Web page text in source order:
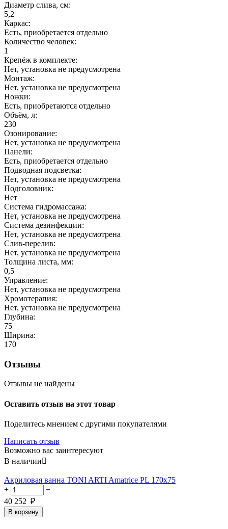
Диаметр слива, см:
5,2
Каркас:
Есть, приобретается отдельно
Количество человек:
1
Крепёж в комплекте:
Нет, установка не предусмотрена
Монтаж:
Нет, установка не предусмотрена
Ножки:
Есть, приобретаются отдельно
Объём, л:
230
Озонирование:
Нет, установка не предусмотрена
Панели:
Есть, приобретается отдельно
Подводная подсветка:
Нет, установка не предусмотрена
Подголовник:
Нет
Система гидромассажа:
Нет, установка не предусмотрена
Система дезинфекции:
Нет, установка не предусмотрена
Слив-перелив:
Нет, установка не предусмотрена
Толщина листа, мм:
0,5
Управление:
Нет, установка не предусмотрена
Хромотерапия:
Нет, установка не предусмотрена
Глубина:
75
Ширина:
170
Отзывы
Отзывы не найдены
Оставить отзыв на этот товар
Поделитесь мнением с другими покупателями
Написать отзыв
Возможно вас заинтересуют
В наличии
Акриловая ванна TONI ARTI Amatrice PL 170x75
+
−
40 252 ₽
В корзину